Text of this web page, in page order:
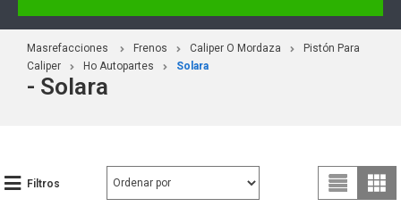
Masrefacciones Frenos Caliper O Mordaza
Pistón Para
Caliper
Ho Autopartes Solara
- Solara
Filtros